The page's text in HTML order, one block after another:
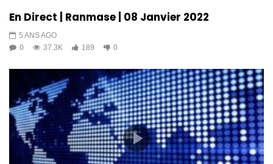
En Direct | Ranmase | 08 Janvier 2022
5 ANS AGO
0
37.3K 189 0